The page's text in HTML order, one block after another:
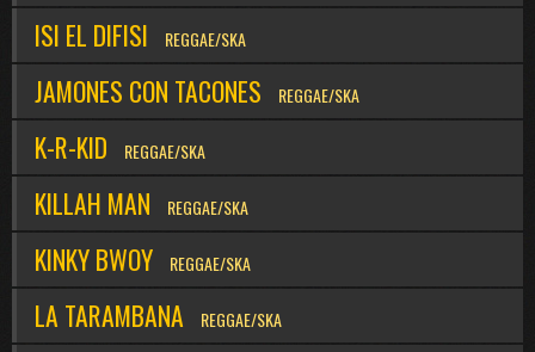
ISI EL DIFISI REGGAE/SKA
JAMONES CON TACONES REGGAE/SKA
K-R-KID REGGAE/SKA
KILLAH MAN REGGAE/SKA
KINKY BWOY REGGAE/SKA
LA TARAMBANA REGGAE/SKA